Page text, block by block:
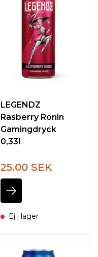
LEGENDZ
Rasberry Ronin
Gamingdryck
0,33l
25.00 SEK
Ej i lager